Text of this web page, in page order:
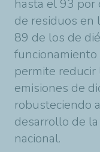
hasta el 93 por
de residuos en
89 de los de
funcionamiento
permite reducir
emisiones de
robusteciendo
desarrollo de
nacional.